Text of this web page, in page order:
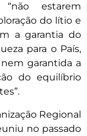
estarem
do lítio e
a garantia do
para o País,
nem garantida a
do equilíbrio
Regional
no passado